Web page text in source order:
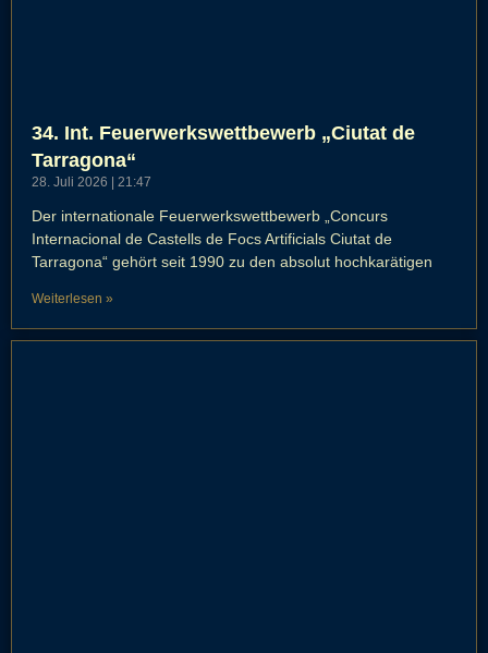
34. Int. Feuerwerkswettbewerb „Ciutat de
Tarragona“
28. Juli 2026 21:47
Der internationale Feuerwerkswettbewerb „Concurs
Internacional de Castells de Focs Artificials Ciutat de
Tarragona“ gehört seit 1990 zu den absolut hochkarätigen
Weiterlesen »